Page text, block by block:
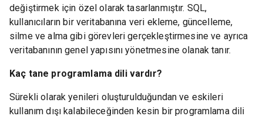
değiştirmek için özel olarak tasarlanmıştır. SQL,
kullanıcıların bir veritabanına veri ekleme, güncelleme,
silme ve alma gibi görevleri gerçekleştirmesine ve ayrıca
veritabanının genel yapısını yönetmesine olanak tanır.
Kaç tane programlama dili vardır?
Sürekli olarak yenileri oluşturulduğundan ve eskileri
kullanım dışı kalabileceğinden kesin bir programlama dili